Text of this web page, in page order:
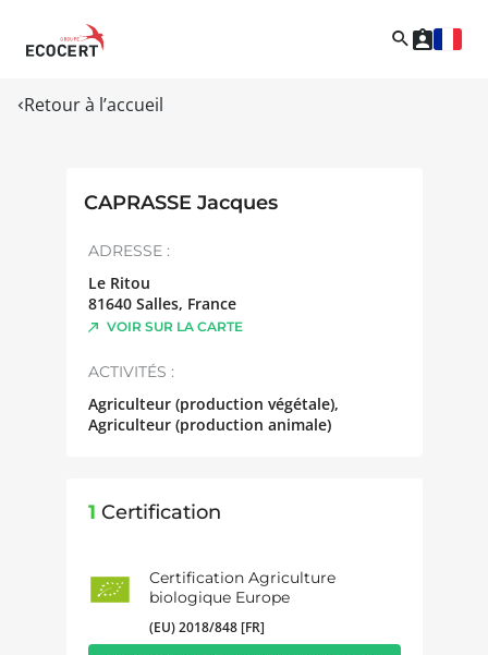
Retour à l’accueil
CAPRASSE Jacques
ADRESSE :
Le Ritou
81640 Salles, France
VOIR SUR LA CARTE
ACTIVITÉS :
Agriculteur (production végétale),
Agriculteur (production animale)
1 Certification
Certification Agriculture
biologique Europe
(EU) 2018/848 [FR]